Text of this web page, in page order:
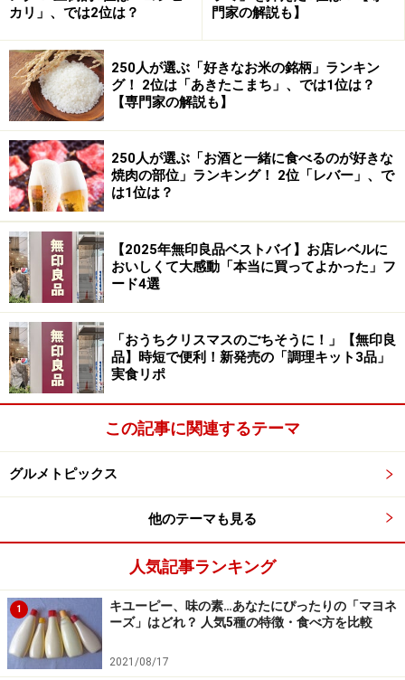
実は我が家には普通のホットプレートもあり、そこそこ
稼働率も高かったのですが、「abien MAGIC GRILL」を
購入してからは、たこ焼き以外の出番がめっきり少なく
なりました（笑）。
abien MAGIC GRILL 2021モデル (Standard) | ホットプ
レート 減煙 煙が出にくい 洗いやすい 収納しやすい
ホームパーティー 高級 (スタンダードサイズ) (長方形,
スタンダードサイズ)
2. 個包装で袋ごとレンジでチン！ 便利すぎ
る「中華まん」【新宿中村屋】
個包装なので、食べきれない分はそのまま冷凍も可能
カリ」、では2位は？
門家の解説も】
250人が選ぶ「好きなお米の銘柄」ランキン
グ！ 2位は「あきたこまち」、では1位は？
【専門家の解説も】
250人が選ぶ「お酒と一緒に食べるのが好きな
焼肉の部位」ランキング！ 2位「レバー」、で
は1位は？
【2025年無印良品ベストバイ】お店レベルに
おいしくて大感動「本当に買ってよかった」フ
ード4選
「おうちクリスマスのごちそうに！」【無印良
品】時短で便利！新発売の「調理キット3品」
実食リポ
この記事に関連するテーマ
グルメトピックス
他のテーマも見る
人気記事ランキング
1
キユーピー、味の素…あなたにぴったりの「マヨネ
ーズ」はどれ？ 人気5種の特徴・食べ方を比較
2021/08/17